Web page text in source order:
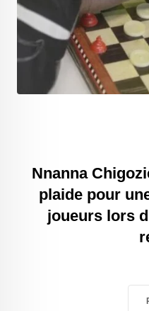
Nnanna
plaide pour
joueurs lors